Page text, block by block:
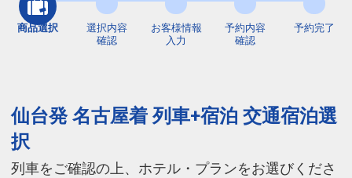
商品選択
選択内容
確認
お客様情報
入力
予約内容
確認
予約完了
仙台発 名古屋着 列車+宿泊 交通宿泊選
択
列車をご確認の上、ホテル・プランをお選びくださ